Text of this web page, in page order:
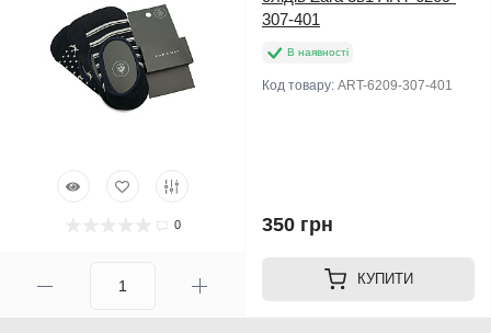
0
307-401
В наявності
Код товару: ART-6209-307-401
350 грн
КУПИТИ